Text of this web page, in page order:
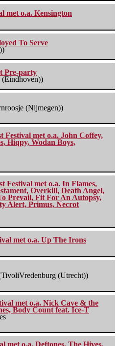
met o.a. Kensington
To Serve
Pre-party
(Nijmegen))
Festival met o.a. John Coffey,
Hiqpy, Wodan Boys,
Festival met o.a. In Flames,
Overkill, Death Angel,
Prevail, Fit For An Autopsy,
Alert, Primus, Necrot
met o.a. Up The Irons
(Utrecht))
met o.a. Nick Cave & the
Body Count feat. Ice-T